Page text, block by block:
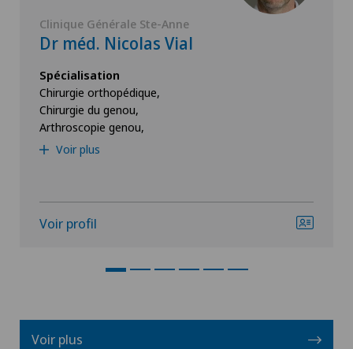
Clinique Générale Ste-Anne
Dr méd. Nicolas Vial
Spécialisation
Chirurgie orthopédique,
Chirurgie du genou,
Arthroscopie genou,
Voir plus
Voir profil
Voir plus